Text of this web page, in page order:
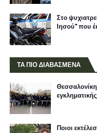
Στο
Ιησού" που
ΤΑ ΠΙΟ ΔΙΑΒΑΣΜΕΝΑ
Ποιοι